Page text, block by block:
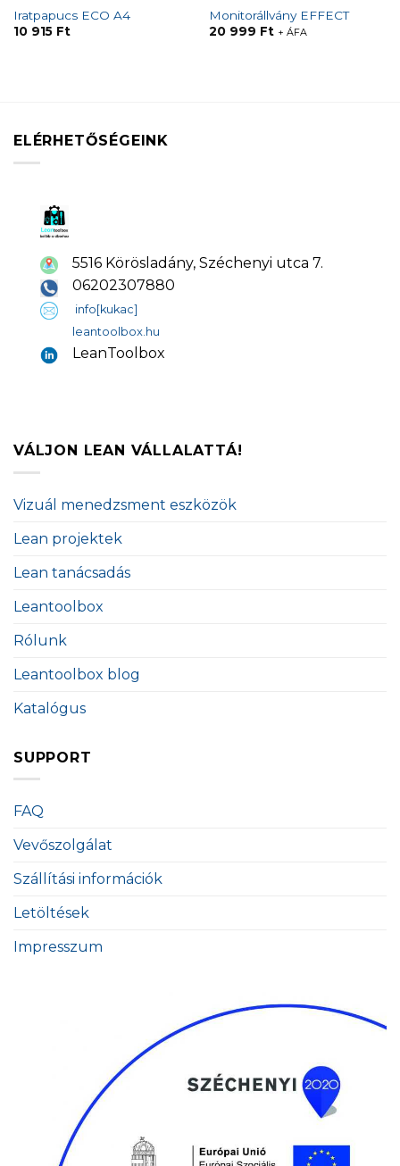
Iratpapucs ECO A4
10 915 Ft
Monitorállvány EFFECT
20 999 Ft + ÁFA
ELÉRHETŐSÉGEINK
5516 Körösladány, Széchenyi utca 7.
06202307880
info[kukac]
leantoolbox.hu
LeanToolbox
VÁLJON LEAN VÁLLALATTÁ!
Vizuál menedzsment eszközök
Lean projektek
Lean tanácsadás
Leantoolbox
Rólunk
Leantoolbox blog
Katalógus
SUPPORT
FAQ
Vevőszolgálat
Szállítási információk
Letöltések
Impresszum